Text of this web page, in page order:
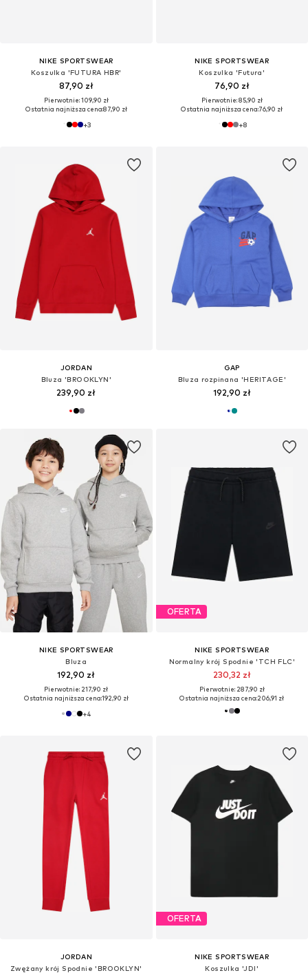
NIKE SPORTSWEAR
Koszulka 'FUTURA HBR'
87,90 zł
Pierwotnie: 109,90 zł
Ostatnia najniższa cena:87,90 zł
+3
NIKE SPORTSWEAR
Koszulka 'Futura'
76,90 zł
Pierwotnie: 85,90 zł
Ostatnia najniższa cena:76,90 zł
+8
JORDAN
Bluza 'BROOKLYN'
239,90 zł
GAP
Bluza rozpinana 'HERITAGE'
192,90 zł
NIKE SPORTSWEAR
Bluza
192,90 zł
Pierwotnie: 217,90 zł
Ostatnia najniższa cena:192,90 zł
+4
OFERTA
NIKE SPORTSWEAR
Normalny krój Spodnie 'TCH FLC'
230,32 zł
Pierwotnie: 287,90 zł
Ostatnia najniższa cena:206,91 zł
JORDAN
Zwężany krój Spodnie 'BROOKLYN'
OFERTA
NIKE SPORTSWEAR
Koszulka 'JDI'